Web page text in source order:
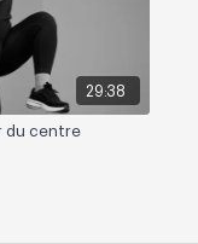
29:38
du centre